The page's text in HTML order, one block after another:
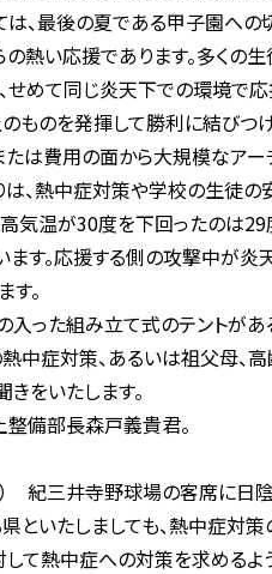
、最後の夏である甲子園へ
熱い応援であります。多くの
めて同じ炎天下での環境で
ものを発揮して勝利に結びつ
は費用の面から大規模なアー
は、熱中症対策や学校の生徒
温が30度を下回ったのは29
す。応援する側の攻撃中が
す。
った組み立て式のテントがあ
中症対策、あるいは祖父母
をいたします。
備部長森戸義貴君。
紀三井寺野球場の客席に日陰
いたしましても、熱中症対
て熱中症への対策を求めるよ